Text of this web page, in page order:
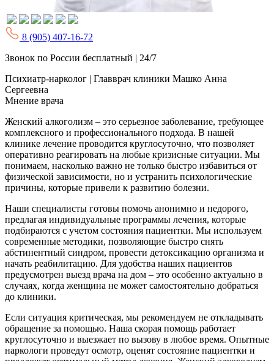
8 (905) 407-16-72
Звонок по России бесплатный | 24/7
Психиатр-нарколог | Главврач клиники Машко Анна
Сергеевна
Мнение врача
Женский алкоголизм – это серьезное заболевание, требующее
комплексного и профессионального подхода. В нашей
клинике лечение проводится круглосуточно, что позволяет
оперативно реагировать на любые кризисные ситуации. Мы
понимаем, насколько важно не только быстро избавиться от
физической зависимости, но и устранить психологические
причины, которые привели к развитию болезни.
Наши специалисты готовы помочь анонимно и недорого,
предлагая индивидуальные программы лечения, которые
подбираются с учетом состояния пациентки. Мы используем
современные методики, позволяющие быстро снять
абстинентный синдром, провести детоксикацию организма и
начать реабилитацию. Для удобства наших пациентов
предусмотрен выезд врача на дом – это особенно актуально в
случаях, когда женщина не может самостоятельно добраться
до клиники.
Если ситуация критическая, мы рекомендуем не откладывать
обращение за помощью. Наша скорая помощь работает
круглосуточно и выезжает по вызову в любое время. Опытные
наркологи проведут осмотр, оценят состояние пациентки и